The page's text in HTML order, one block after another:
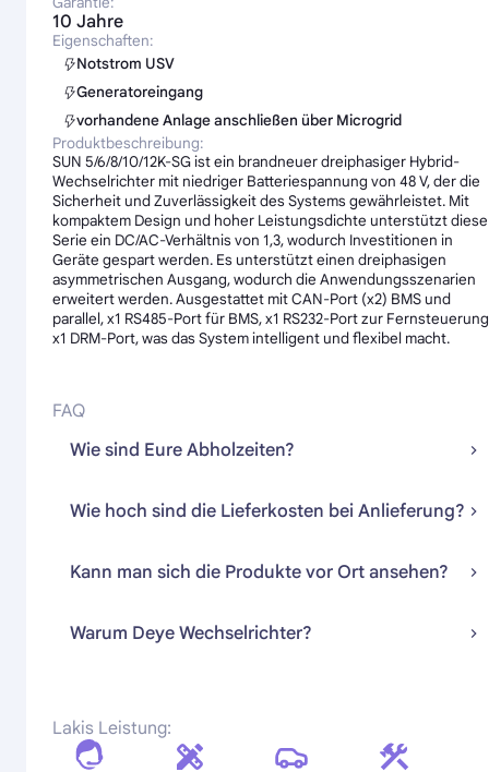
10 Jahre
Eigenschaften:
Notstrom USV
Generatoreingang
vorhandene Anlage anschließen über Microgrid
Produktbeschreibung:
SUN 5/6/8/10/12K-SG ist ein brandneuer dreiphasiger Hybrid-
Wechselrichter mit niedriger Batteriespannung von 48 V, der die
Sicherheit und Zuverlässigkeit des Systems gewährleistet. Mit
kompaktem Design und hoher Leistungsdichte unterstützt diese
Serie ein DC/AC-Verhältnis von 1,3, wodurch Investitionen in
Geräte gespart werden. Es unterstützt einen dreiphasigen
asymmetrischen Ausgang, wodurch die Anwendungsszenarien
erweitert werden. Ausgestattet mit CAN-Port (x2) BMS und
parallel, x1 RS485-Port für BMS, x1 RS232-Port zur
x1 DRM-Port, was das System intelligent und flexibel macht.
FAQ
Wie sind Eure Abholzeiten?
Wie hoch sind die Lieferkosten bei Anlieferung?
Kann man sich die Produkte vor Ort ansehen?
Warum Deye Wechselrichter?
Lakis Leistung: